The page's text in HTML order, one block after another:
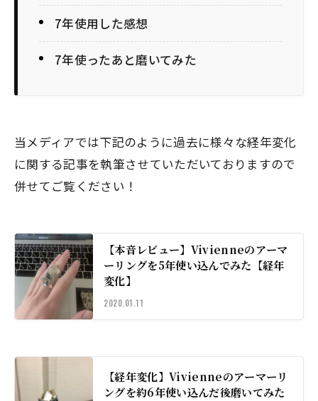
7年使用した感想
7年使ったあと磨いてみた
当メディアでは下記のように過去に様々な経年変化
に関する記事を執筆させていただいておりますので
併せてご覧ください！
【本音レビュー】Vivienneのアーマ
ーリングを5年使い込んでみた【経年
変化】
2020.01.11
【経年変化】Vivienneのアーマーリ
ングを約6年使い込んだ後磨いてみた